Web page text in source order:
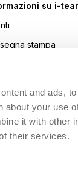
and ads,
about your use
it with other
their services.
su i-
stampa
Blue